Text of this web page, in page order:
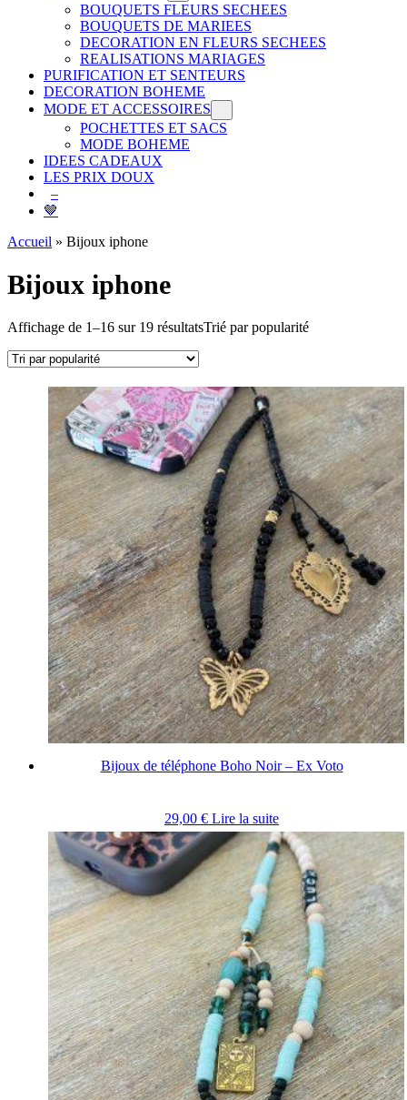
BOUQUETS FLEURS SECHEES
BOUQUETS DE MARIEES
DECORATION EN FLEURS SECHEES
REALISATIONS MARIAGES
PURIFICATION ET SENTEURS
DECORATION BOHEME
MODE ET ACCESSOIRES
POCHETTES ET SACS
MODE BOHEME
IDEES CADEAUX
LES PRIX DOUX
–
🤎
Accueil » Bijoux iphone
Bijoux iphone
Affichage de 1–16 sur 19 résultatsTrié par popularité
Bijoux de téléphone Boho Noir – Ex Voto
29,00 € Lire la suite